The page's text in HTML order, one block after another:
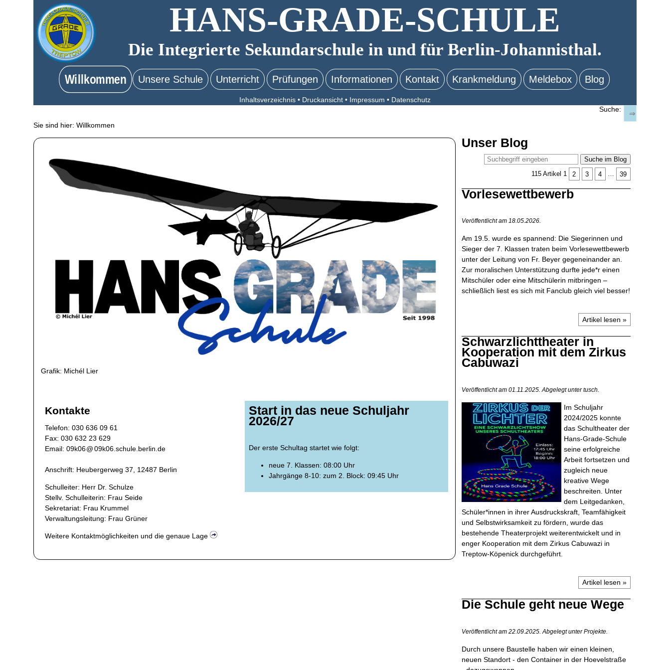
HANS-GRADE-SCHULE
Die Integrierte Sekundarschule in und für Berlin-Johannisthal.
Willkommen Unsere Schule Unterricht Prüfungen Informationen Kontakt Krankmeldung Meldebox Blog
Inhaltsverzeichnis• Druckansicht• Impressum • Datenschutz
Suche:
Sie sind hier:Willkommen
Grafik: Michél Lier
Kontakte
​Telefon: 030 636 09 61
Fax: 030 632 23 629
Email:09k06@09k06. schule.berlin.de
Anschrift: ​​Heubergerweg 37, 12487 Berlin
Schulleiter: Herr Dr. Schulze
Stellv. Schulleiterin: Frau Seide
Sekretariat: Frau Krummel
Verwaltungsleitung: Frau Grüner
Weitere Kontaktmöglichkeiten und die genaue Lage
Start in das neue Schuljahr
2026/27
Der erste Schultag startet wie folgt:
neue 7. Klassen: 08:00 Uhr
Jahrgänge 8-10: zum 2. Block: 09:45 Uhr
Unser Blog
Suche im Blog
115 Artikel 1 2 3 4 … 39
Vorlesewettbewerb
Veröffentlicht am 18.05.2026.
Am 19.5. wurde es spannend: Die Siegerinnen und
Sieger der 7. Klassen traten beim Vorlesewettbewerb
unter der Leitung von Fr. Beyer gegeneinander an.
Zur moralischen Unterstützung durfte jede*r einen
Mitschüler oder eine Mitschülerin mitbringen –
schließlich liest es sich mit Fanclub gleich viel besser!
Artikel lesen »
Schwarzlichttheater in
Kooperation mit dem Zirkus
Cabuwazi
Veröffentlicht am 01.11.2025. Abgelegt unter tusch.
Im Schuljahr
2024/2025 konnte
das Schultheater der
Hans-Grade-Schule
seine erfolgreiche
Arbeit fortsetzen und
zugleich neue
kreative Wege
beschreiten. Unter
dem Leitgedanken,
Schüler*innen in ihrer Ausdruckskraft, Teamfähigkeit
und Selbstwirksamkeit zu fördern, wurde das
bestehende Theaterprojekt weiterentwickelt und in
enger Kooperation mit dem Zirkus Cabuwazi in
Treptow-Köpenick durchgeführt.
Artikel lesen »
Die Schule geht neue Wege
Veröffentlicht am 22.09.2025. Abgelegt unter Projekte.
Durch unsere Baustelle haben wir einen kleinen,
neuen Standort - den Container in der Hoevelstraße